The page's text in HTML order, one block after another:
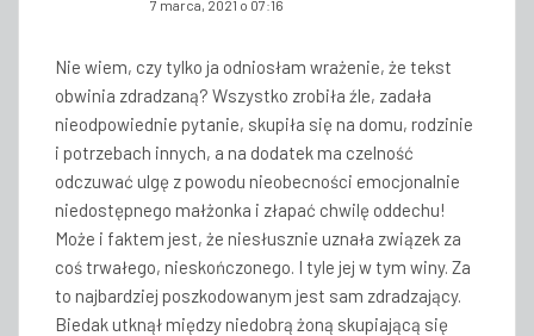
7 marca, 2021 o 07:16
Nie wiem, czy tylko ja odniosłam wrażenie, że tekst
obwinia zdradzaną? Wszystko zrobiła źle, zadała
nieodpowiednie pytanie, skupiła się na domu, rodzinie
i potrzebach innych, a na dodatek ma czelność
odczuwać ulgę z powodu nieobecności emocjonalnie
niedostępnego małżonka i złapać chwilę oddechu!
Może i faktem jest, że niesłusznie uznała związek za
coś trwałego, nieskończonego. I tyle jej w tym winy. Za
to najbardziej poszkodowanym jest sam zdradzający.
Biedak utknął między niedobrą żoną skupiającą się